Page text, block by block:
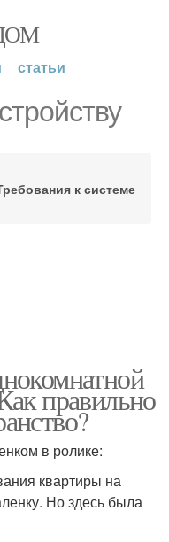
статьи
к системе
правильно
в ролике:
квартиры на
Но здесь была